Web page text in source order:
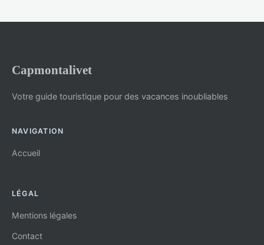
Capmontalivet
Votre guide touristique pour des vacances inoubliables
NAVIGATION
Accueil
LÉGAL
Mentions légales
Contact